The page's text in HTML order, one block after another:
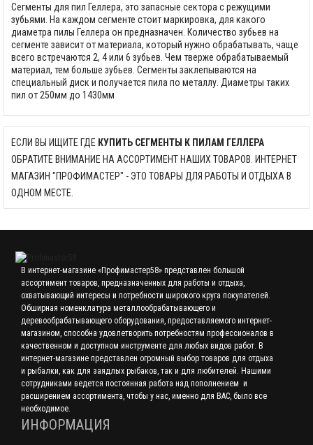
Сегменты для пил Геллера, это запасные сектора с режущими
зубьями. На каждом сегменте стоит маркировка, для какого
диаметра пилы Геллера он предназначен. Количество зубьев на
сегменте зависит от материала, который нужно обрабатывать, чаще
всего встречаются 2, 4 или 6 зубьев. Чем тверже обрабатываемый
материал, тем больше зубьев. Сегменты заклепываются на
специальный диск и получается пила по металлу. Диаметры таких
пил от 250мм до 1430мм
ЕСЛИ ВЫ ИЩИТЕ ГДЕ КУПИТЬ СЕГМЕНТЫ К ПИЛАМ ГЕЛЛЕРА
ОБРАТИТЕ ВНИМАНИЕ НА АССОРТИМЕНТ НАШИХ ТОВАРОВ. ИНТЕРНЕТ
МАГАЗИН "ПРОФИМАСТЕР" - ЭТО ТОВАРЫ ДЛЯ РАБОТЫ И ОТДЫХА В
ОДНОМ МЕСТЕ.
В интернет-магазине «Профимастер58» представлен большой
ассортимент товаров, предназначенных для работы и отдыха,
охватывающий интересы и потребности широкого круга покупателей.
Обширная номенклатура металлообрабатывающего и
деревообрабатывающего оборудования, предоставляемого интернет-
магазином, способна удовлетворить потребностям профессионалов в
качественном и доступном инструменте для любых видов работ. В
интернет-магазине представлен огромный выбор товаров для отдыха
и рыбалки, как для заядлых рыбаков, так и для любителей. Нашими
сотрудниками ведется постоянная работа над пополнением и
расширением ассортимента, чтобы у нас, именно для ВАС, было все
необходимое.
ИНФОРМАЦИЯ